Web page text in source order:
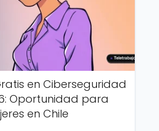
en Ciberseguridad
Oportunidad para
en Chile